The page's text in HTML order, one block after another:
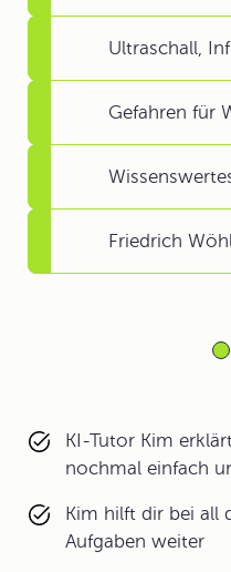
Ultraschall,
Gefahren für
Friedrich
KI-Tutor Kim
nochmal einfach
Kim hilft dir bei all
Aufgaben weiter